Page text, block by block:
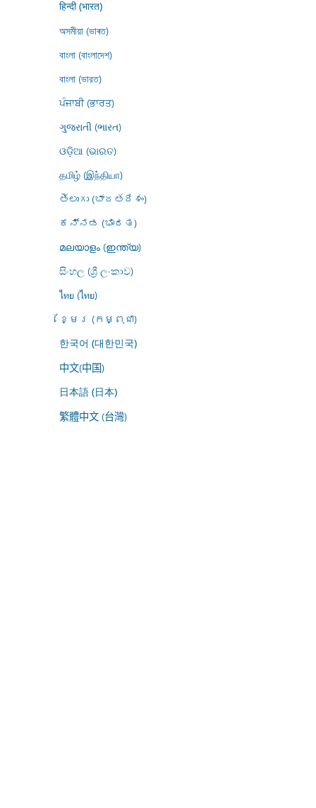
हिन्दी (भारत)
অসমীয়া (ভাৰত)
বাংলা (বাংলাদেশ)
বাংলা (ভারত)
ਪੰਜਾਬੀ (ਭਾਰਤ)
ગુજરાતી (ભારત)
ଓଡ଼ିଆ (ଭାରତ)
தமிழ் (இந்தியா)
తెలుగు (భారతదేశం)
ಕನ್ನಡ (ಭಾರತ)
മലയാളം (ഇന്ത്യ)
සිංහල (ශ්‍රී ලංකාව)
ไทย (ไทย)
ខ្មែរ (កម្ពុជា)
한국어 (대한민국)
中文(中国)
日本語 (日本)
繁體中文 (台灣)